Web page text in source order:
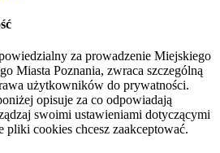
za prowadzenie Miejskiego
Miasta Poznania, zwraca szczególną
użytkowników do prywatności.
opisuje za co odpowiadają
swoimi ustawieniami dotyczącymi
cookies chcesz zaakceptować.